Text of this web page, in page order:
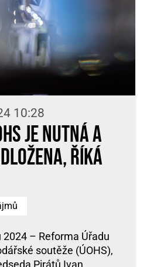
10:28
je nutná a
říká
2024 – Reforma Úřadu
soutěže (ÚOHS),